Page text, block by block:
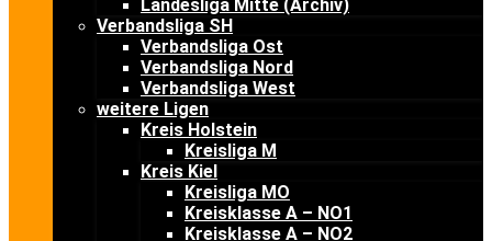
Landesliga Mitte (Archiv)
Verbandsliga SH
Verbandsliga Ost
Verbandsliga Nord
Verbandsliga West
weitere Ligen
Kreis Holstein
Kreisliga M
Kreis Kiel
Kreisliga MO
Kreisklasse A – NO1
Kreisklasse A – NO2